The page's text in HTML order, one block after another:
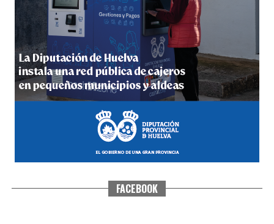
CUARTA CORRIDA DE LAS FIESTAS COLOMBINAS
2026
hace 4 días·Huelvatv
FACEBOOK